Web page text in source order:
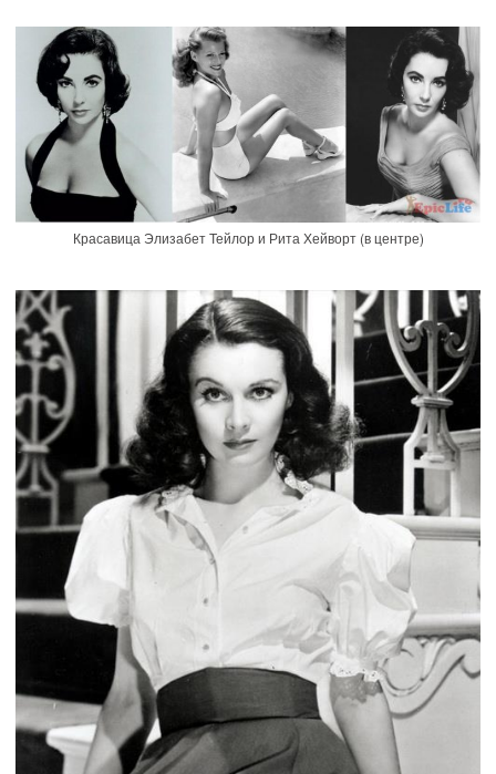
Красавица Элизабет Тейлор и Рита Хейворт (в центре)